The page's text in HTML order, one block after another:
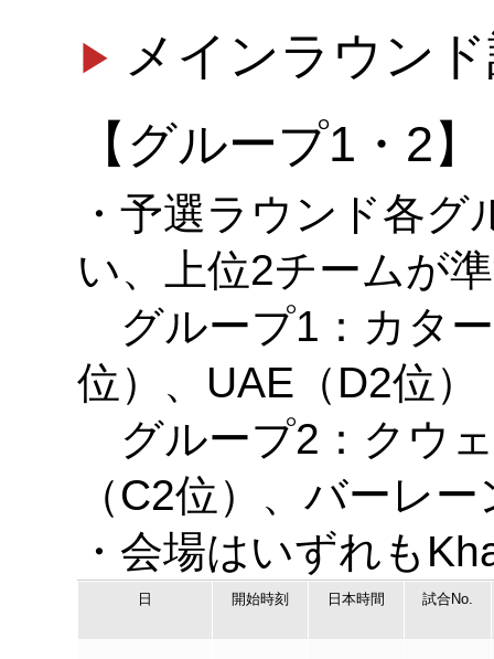
メインラウン
【グループ1・2】
・予選ラウンド各
い、上位2チームが
グループ1：カタ
位）、UAE（D2位）
グループ2：クウ
（C2位）、バーレ
・会場はいずれも
日 開始時刻 日本時間 試合No.